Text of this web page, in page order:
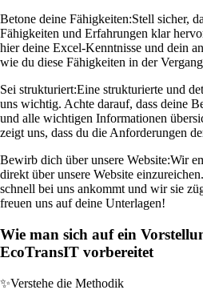
Betone deine Fähigkeiten:Stell sicher,
Fähigkeiten und Erfahrungen klar
hier deine Excel-Kenntnisse und dein
wie du diese Fähigkeiten in der
Sei strukturiert:Eine strukturierte und
uns wichtig. Achte darauf, dass deine
und alle wichtigen Informationen
zeigt uns, dass du die Anforderungen
Bewirb dich über unsere Website:Wir
direkt über unsere Website
schnell bei uns ankommt und wir sie
freuen uns auf deine Unterlagen!
Wie man sich auf ein
EcoTransIT vorbereitet
✨Verstehe die Methodik